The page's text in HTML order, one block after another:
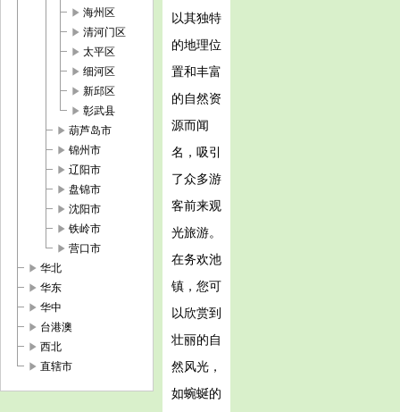
play_arrow 海州区
play_arrow 清河门区
play_arrow 太平区
play_arrow 细河区
play_arrow 新邱区
play_arrow 彰武县
play_arrow 葫芦岛市
play_arrow 锦州市
play_arrow 辽阳市
play_arrow 盘锦市
play_arrow 沈阳市
play_arrow 铁岭市
play_arrow 营口市
play_arrow 华北
play_arrow 华东
play_arrow 华中
play_arrow 台港澳
play_arrow 西北
play_arrow 直辖市
以其独特
的地理位
置和丰富
的自然资
源而闻
名，吸引
了众多游
客前来观
光旅游。
在务欢池
镇，您可
以欣赏到
壮丽的自
然风光，
如蜿蜒的